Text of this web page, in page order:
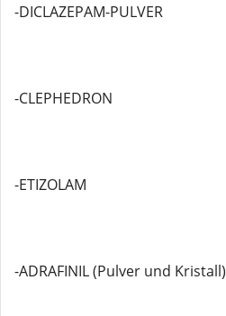
-DICLAZEPAM-PULVER
-CLEPHEDRON
-ETIZOLAM
-ADRAFINIL (Pulver und Kristall)